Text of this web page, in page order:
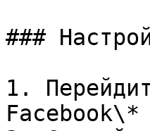
###
1.
Facebook\*